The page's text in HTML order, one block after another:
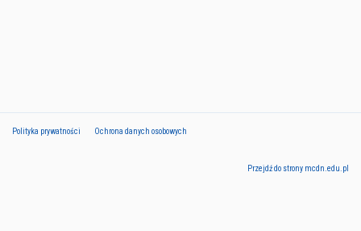
Polityka prywatności Ochrona danych osobowych
Przejdź do strony mcdn.edu.pl